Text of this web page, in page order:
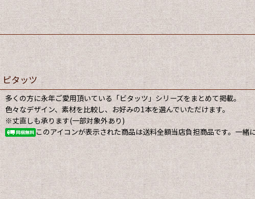
ピタッツ
多くの方に永年ご愛用頂いている「ビタッツ」シリーズをまとめて掲載。
色々なデザイン、素材を比較し、お好みの1本を選んでいただけます。
※丈直しも承ります(一部対象外あり)
このアイコンが表示された商品は送料全額当店負担商品です。一